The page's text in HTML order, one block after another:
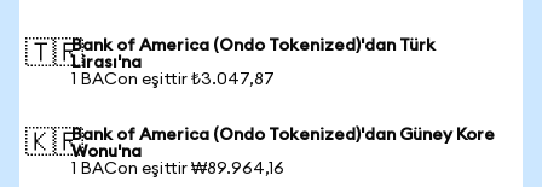
🇹🇷Bank of America (Ondo Tokenized)'dan Türk
Lirası'na
1 BACon eşittir ₺3.047,87
🇰🇷Bank of America (Ondo Tokenized)'dan Güney Kore
Wonu'na
1 BACon eşittir ₩89.964,16